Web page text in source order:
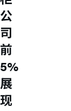
公
司
前
5%
展
现